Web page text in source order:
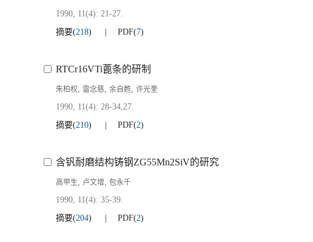
1990, 11(4): 21-27.
摘要(218) PDF(7)
RTCr16VTi蓖条的研制
朱柏权, 雷念慈, 余自甦, 许光奎
1990, 11(4): 28-34,27.
摘要(210) PDF(2)
含钒耐磨结构铸钢ZG55Mn2SiV的研究
高甲生, 卢文增, 包永千
1990, 11(4): 35-39.
摘要(204) PDF(2)